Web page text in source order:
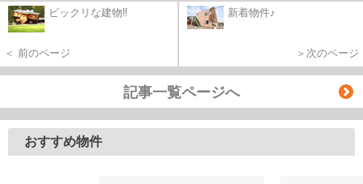
ビックリな建物‼
＜ 前のページ
新着物件♪
＞次のページ
記事一覧ページへ
おすすめ物件